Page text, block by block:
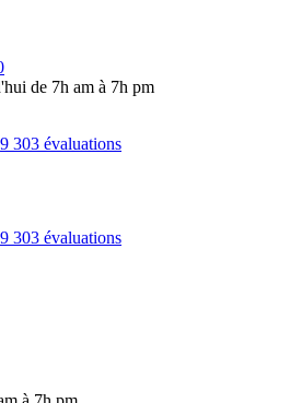
de 7h am à 7h pm
9 303 évaluations
9 303 évaluations